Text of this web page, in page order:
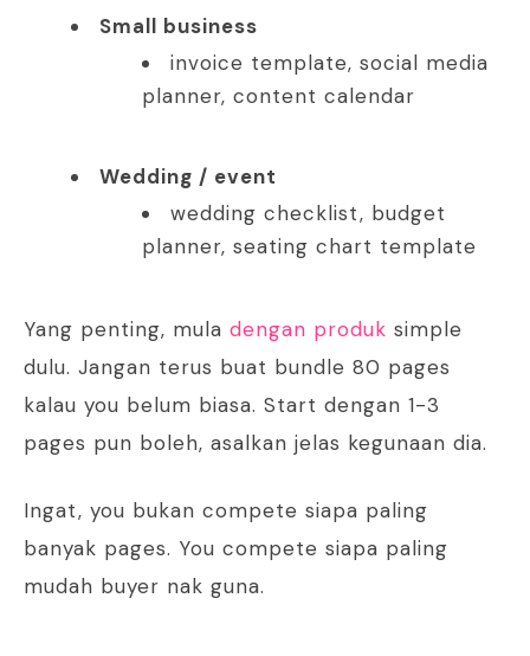
Small business
invoice template, social media
planner, content calendar
Wedding / event
wedding checklist, budget
planner, seating chart template
Yang penting, mula dengan produk simple
dulu. Jangan terus buat bundle 80 pages
kalau you belum biasa. Start dengan 1-3
pages pun boleh, asalkan jelas kegunaan dia.
Ingat, you bukan compete siapa paling
banyak pages. You compete siapa paling
mudah buyer nak guna.